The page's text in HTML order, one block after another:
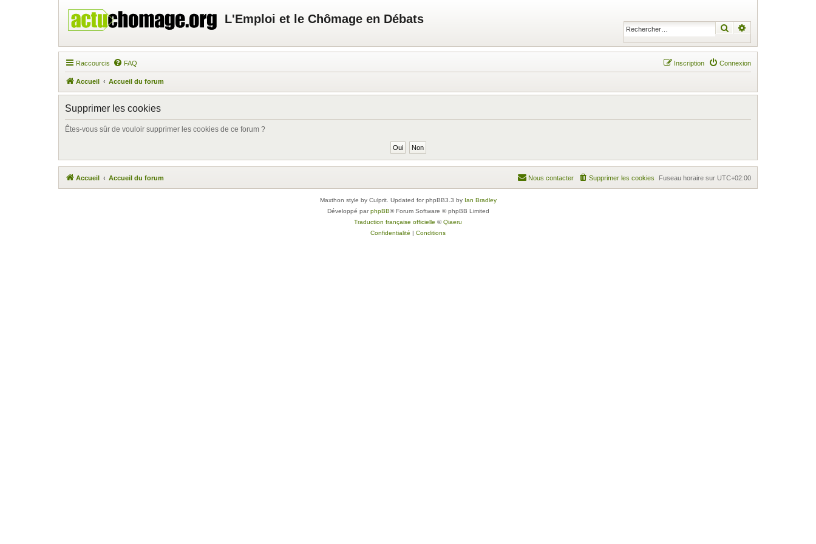
L'Emploi et le Chômage en Débats
Rechercher
Raccourcis FAQ Connexion
Inscription
Accueil Accueil du forum
Supprimer les cookies
Êtes-vous sûr de vouloir supprimer les cookies de ce forum ?
Accueil Accueil du forum Fuseau horaire sur UTC+02:00
Supprimer les cookies
Nous contacter
Maxthon style by Culprit. Updated for phpBB3.3 by Ian Bradley
Développé parphpBB® Forum Software © phpBB Limited
Traduction française officielle ©Qiaeru
Confidentialité | Conditions